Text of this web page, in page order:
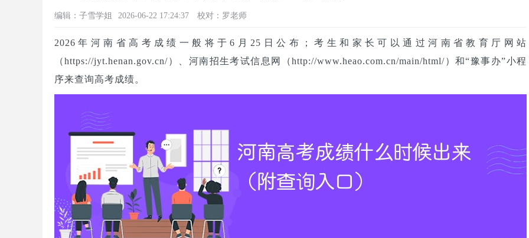
编辑： 子雪学姐 2026-06-22 17:24:37 校对：罗老师
2026年河南省高考成绩一般将于6月25日公布；考生和家长可以通过河南省教育厅网站
（https://jyt.henan.gov.cn/）、河南招生考试信息网（http://www.heao.com.cn/main/html/）和“豫事办”小程
序来查询高考成绩。